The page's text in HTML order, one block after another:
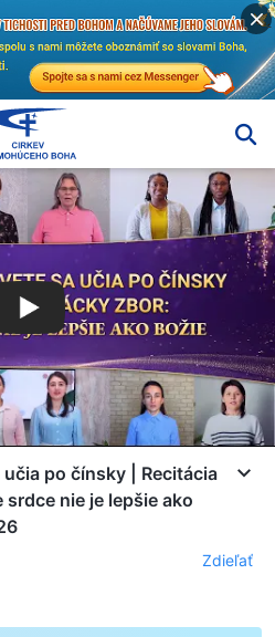
po čínsky | Recitácia
nie je lepšie ako
Zdieľať